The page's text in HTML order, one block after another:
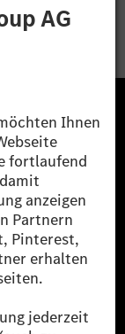
Bewerben
AG)
wir zu
Luxus-Pkw
bietet
um Laden
an.